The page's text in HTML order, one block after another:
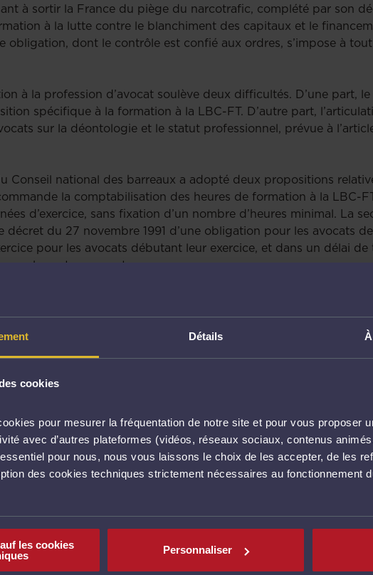
Détails
cookies
pour mesurer la fréquentation de notre site et pour vous proposer
avec d’autres plateformes (vidéos, réseaux sociaux, contenus
pour nous, nous vous laissons le choix de les accepter, de les
des cookies techniques strictement nécessaires au fonctionnement
les cookies
Personnaliser
à sortir la France du piège du narcotrafic, complété par son
à la lutte contre le blanchiment des capitaux et le
obligation, dont le contrôle est confié aux ordres, s’impose à
à la profession d’avocat soulève deux difficultés. D’une part,
spécifique à la formation à la LBC-FT. D’autre part,
sur la déontologie et le statut professionnel, prévue à
Conseil national des barreaux a adopté deux propositions
la comptabilisation des heures de formation à la LBC-
d’exercice, sans fixation d’un nombre d’heures minimal. La
décret du 27 novembre 1991 d’une obligation pour les avocats
pour les avocats débutant leur exercice, et dans un délai
les autres avocats.
de la décision à caractère normatif n° 2023-003 du 7
de 3 heures au profit des élèves avocats.
DOCUMENT(S) RÉSERVÉ(S) AUX